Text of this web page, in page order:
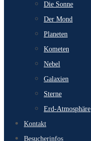
Die Sonne
Der Mond
Planeten
Kometen
Nebel
Galaxien
Sterne
Erd-Atmosphäre
Kontakt
Besucherinfos